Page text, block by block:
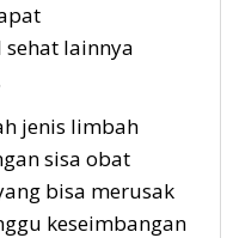
sehat lainnya
jenis limbah
sisa obat
bisa merusak
keseimbangan